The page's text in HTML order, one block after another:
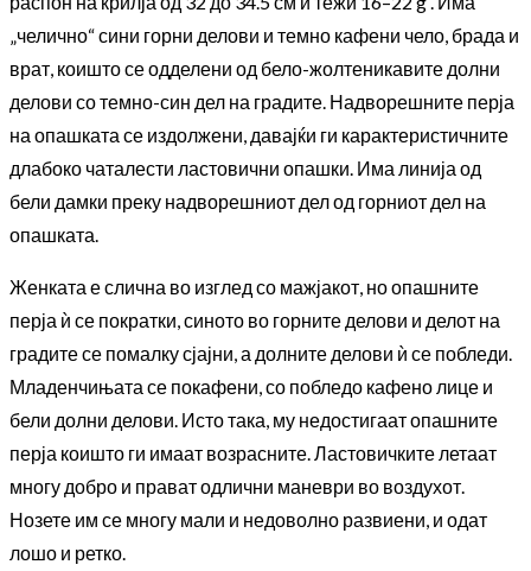
„челично“ сини горни делови и темно кафени чело, брада и
врат, коишто се одделени од бело-жолтеникавите долни
делови со темно-син дел на градите. Надворешните перја
на опашката се издолжени, давајќи ги карактеристичните
длабоко чаталести ластовични опашки. Има линија од
бели дамки преку надворешниот дел од горниот дел на
опашката.
Женката е слична во изглед со мажјакот, но опашните
перја ѝ се пократки, синото во горните делови и делот на
градите се помалку сјајни, а долните делови ѝ се побледи.
Младенчињата се покафени, со побледо кафено лице и
бели долни делови. Исто така, му недостигаат опашните
перја коишто ги имаат возрасните. Ластовичките летаат
многу добро и прават одлични маневри во воздухот.
Нозете им се многу мали и недоволно развиени, и одат
лошо и ретко.